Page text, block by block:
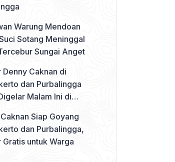
Warung Mendoan
Meninggal
Sungai Anget
Denny Caknan di
dan Purbalingga
Malam Ini di
Siap Goyang
dan Purbalingga,
Gratis untuk Warga